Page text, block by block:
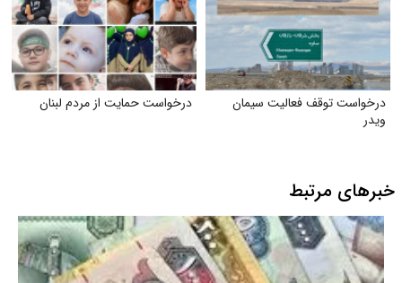
درخواست توقف فعالیت سیمان
ویدر
درخواست حمایت از مردم لبنان
خبرهای مرتبط